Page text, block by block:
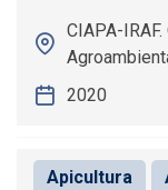
CIAPA-
2020
Apicultura